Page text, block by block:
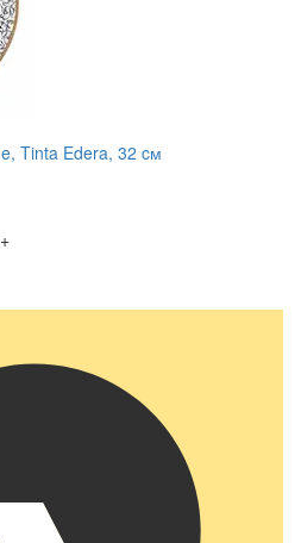
Tinta Edera, 32 cм
+